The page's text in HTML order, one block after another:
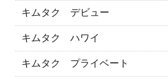
キムタク デビュー
キムタク ハワイ
キムタク プライベート